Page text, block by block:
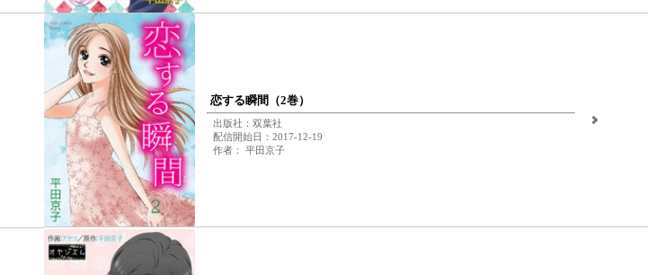
恋する瞬間（2巻）
出版社：双葉社
配信開始日：2017-12-19
作者： 平田京子